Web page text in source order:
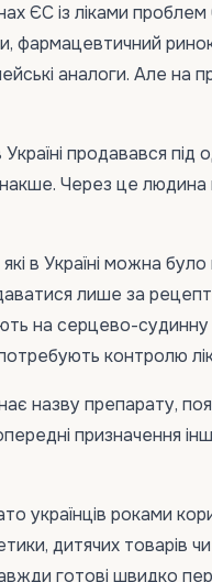
ЄС із ліками проблем
фармацевтичний
аналоги. Але на
продавався під
Через це
в Україні можна
лише за
на серцево-
контролю
назву препарату,
призначення
українців роками
дитячих товарів
готові швидко